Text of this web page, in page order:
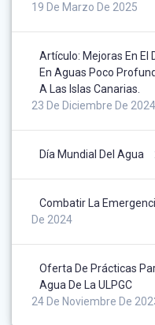
19 De Marzo De 2025
Artículo: Mejoras En El
En Aguas Poco
A Las Islas Canarias.
23 De Diciembre De 2024
Día Mundial Del Agua
Combatir La
De 2024
Oferta De Prácticas
Agua De La ULPGC
24 De Noviembre De